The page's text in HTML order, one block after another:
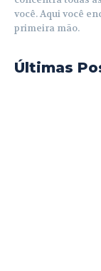
você. Aqui você
primeira mão.
Últimas